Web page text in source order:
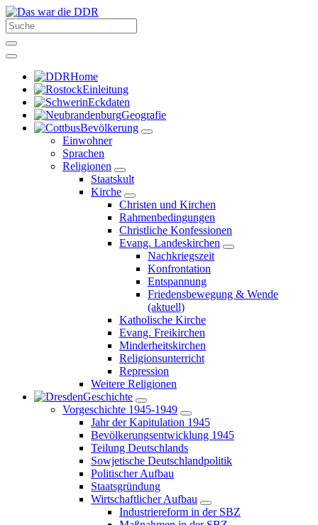
Home
Einleitung
Eckdaten
Geografie
Bevölkerung
Einwohner
Sprachen
Religionen
Staatskult
Kirche
Christen und Kirchen
Rahmenbedingungen
Christliche Konfessionen
Evang. Landeskirchen
Nachkriegszeit
Konfrontation
Entspannung
Friedensbewegung & Wende
(aktuell)
Katholische Kirche
Evang. Freikirchen
Minderheitskirchen
Religionsunterricht
Repression
Weitere Religionen
Geschichte
Vorgeschichte 1945-1949
Jahr der Kapitulation 1945
Bevölkerungsentwicklung 1945
Teilung Deutschlands
Sowjetische Deutschlandpolitik
Politischer Aufbau
Staatsgründung
Wirtschaftlicher Aufbau
Industriereform in der SBZ